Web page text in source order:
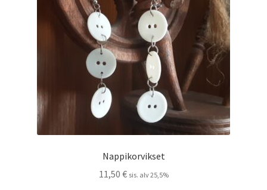
Nappikorvikset
11,50 € sis. alv 25,5%